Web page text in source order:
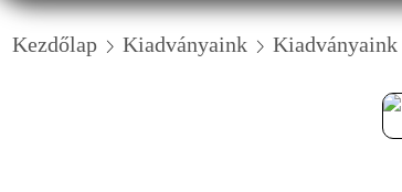
Kezdőlap Kiadványaink Kiadványaink